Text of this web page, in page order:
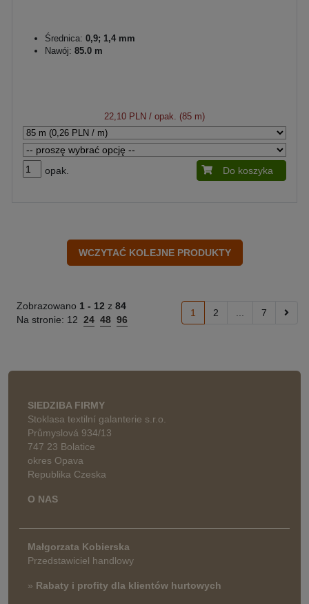
Średnica: 0,9; 1,4 mm
Nawój: 85.0 m
22,10 PLN / opak. (85 m)
opak. Do koszyka
Zobrazowano 1 - 12 z 84
Na stronie: 12 24 48 96
1 2 7
SIEDZIBA FIRMY
Stoklasa textilní galanterie s.r.o.
Průmyslová 934/13
747 23 Bolatice
okres Opava
Republika Czeska
O NAS
Małgorzata Kobierska
Przedstawiciel handlowy
» Rabaty i profity dla klientów hurtowych